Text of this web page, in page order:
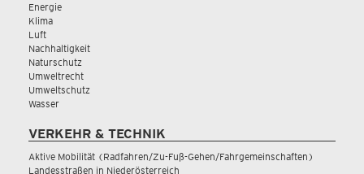
Energie
Klima
Luft
Nachhaltigkeit
Naturschutz
Umweltrecht
Umweltschutz
Wasser
VERKEHR & TECHNIK
Aktive Mobilität (Radfahren/Zu-Fuß-Gehen/Fahrgemeinschaften)
Landesstraßen in Niederösterreich